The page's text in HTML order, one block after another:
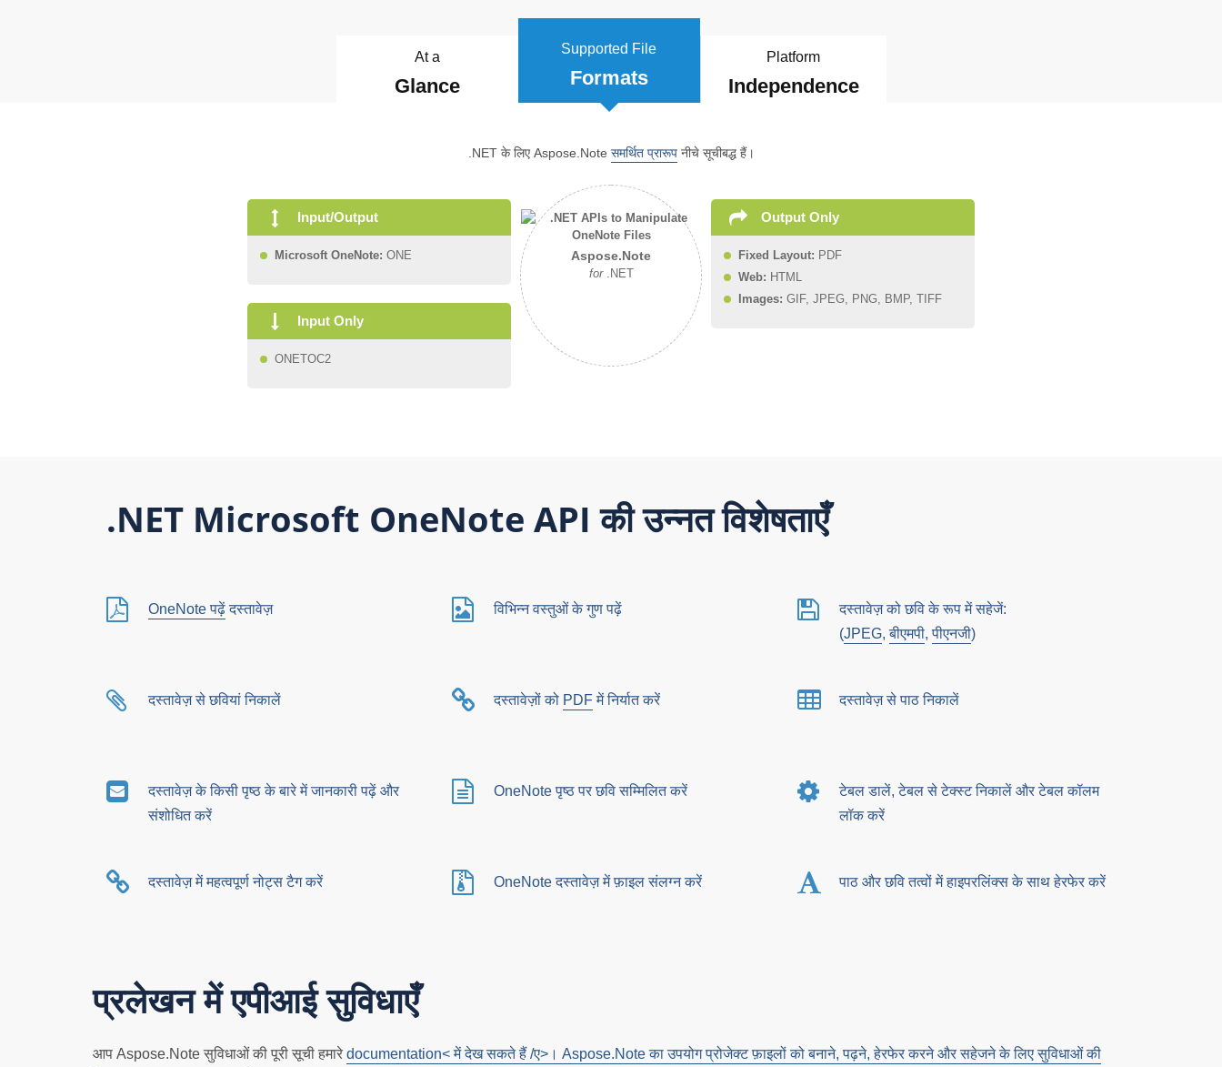
At a
Glance
Platform
Independence
Supported File
Formats
.NET के लिए Aspose.Note समर्थित प्रारूपनीचे सूचीबद्ध हैं।
Input/Output
Microsoft OneNote: ONE
Input Only
ONETOC2
Output Only
Fixed Layout: PDF
Web: HTML
Images: GIF, JPEG, PNG, BMP, TIFF
Aspose.Note
for.NET
.NET Microsoft OneNote API की उन्नत विशेषताएँ
OneNote पढ़ेंदस्तावेज़ विभिन्न वस्तुओं के गुण पढ़ें
दस्तावेज़ को छवि के रूप में सहेजें:
(JPEG,बीएमपी,पीएनजी)
दस्तावेज़ से छवियां निकालें दस्तावेज़ों को PDFमें निर्यात करें दस्तावेज़ से पाठ निकालें
दस्तावेज़ के किसी पृष्ठ के बारे में जानकारी पढ़ें और
संशोधित करें
OneNote पृष्ठ पर छवि सम्मिलित करें
टेबल डालें, टेबल से टेक्स्ट निकालें और टेबल कॉलम
लॉक करें
दस्तावेज़ में महत्वपूर्ण नोट्स टैग करें OneNote दस्तावेज़ में फ़ाइल संलग्न करें पाठ और छवि तत्वों में हाइपरलिंक्स के साथ हेरफेर करें
प्रलेखन में एपीआई सुविधाएँ
आप Aspose.Note सुविधाओं की पूरी सूची हमारे documentation< में देख सकते हैं /ए>। Aspose.Note का उपयोग प्रोजेक्ट फ़ाइलों को बनाने, पढ़ने, हेरफेर करने और सहेजने के लिए सुविधाओं की